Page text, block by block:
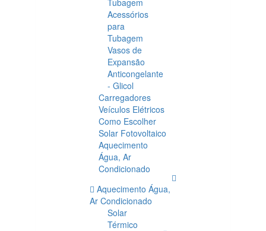
Tubagem
Acessórios
para
Tubagem
Vasos de
Expansão
Anticongelante
- Glicol
Carregadores
Veículos Elétricos
Como Escolher
Solar Fotovoltaico
Aquecimento
Água, Ar
Condicionado
Aquecimento Água,
Ar Condicionado
Solar
Térmico